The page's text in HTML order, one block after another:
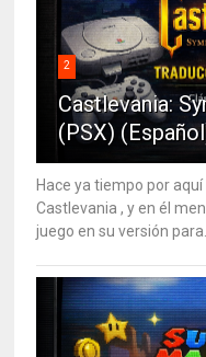
2
Castlevania:
(PSX)
Hace ya tiempo por
Castlevania , y en él
juego en su versión